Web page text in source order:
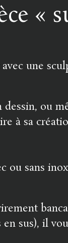
«
une
ou
à sa
ou sans
sus), il